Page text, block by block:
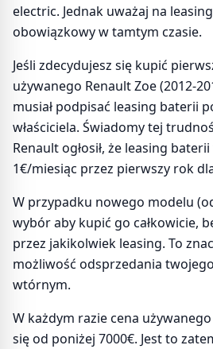
electric. Jednak uważaj na
obowiązkowy w tamtym czasie.
Jeśli zdecydujesz się kupić
używanego Renault Zoe (2012-
musiał podpisać leasing baterii
właściciela. Świadomy tej
Renault ogłosił, że leasing
1€/miesiąc przez pierwszy rok
W przypadku nowego modelu
wybór aby kupić go całkowicie,
przez jakikolwiek leasing. To
możliwość odsprzedania
wtórnym.
W każdym razie cena
się od poniżej 7000€. Jest to